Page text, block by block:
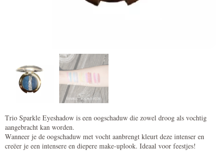
Trio Sparkle Eyeshadow is een oogschaduw die zowel droog als vochtig
aangebracht kan worden.
Wanneer je de oogschaduw met vocht aanbrengt kleurt deze intenser en
creëer je een intensere en diepere make-uplook. Ideaal voor feestjes!